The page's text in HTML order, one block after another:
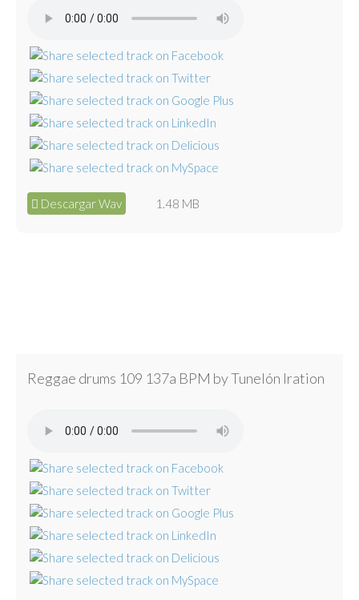
Descargar Wav 1.48 MB
Reggae drums 109 137a BPM by Tunelón Iration